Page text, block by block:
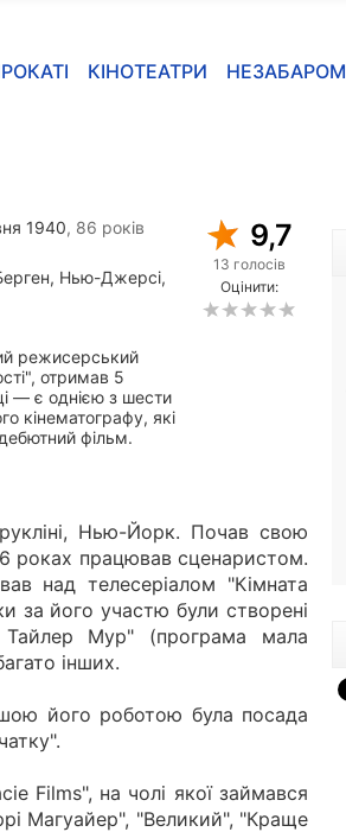
КІНОТЕАТРИ НЕЗАБАРОМ
1940, 86 років
Нью-Джерсі,
режисерський
отримав 5
— є однією з шести
кінематографу, які
фільм.
9,7
13 голосів
Оцінити:
Нью-Йорк. Почав свою
роках працював сценаристом.
над телесеріалом "Кімната
за його участю були створені
Мур" (програма мала
інших.
його роботою була посада
Films", на чолі якої займався
Магуайер", "Великий", "Краще
1988, 38 років